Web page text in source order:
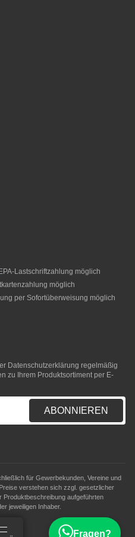
Datenschutzerklärung regelmäßig
zu Ihrem Produktsortiment per E-
ABONNIEREN
für Gewerbekunden, Vereine und
verstehen sich zzgl. gesetzlicher
Produktbeschreibung aufgeführten
jeweiligen Inhaber.
Fragen?